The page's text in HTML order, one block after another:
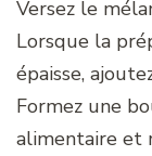
Versez le
Lorsque la
épaisse,
Formez une
alimentaire et